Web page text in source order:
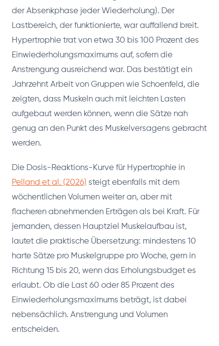
der Absenkphase jeder Wiederholung). Der
Lastbereich, der funktionierte, war auffallend breit.
Hypertrophie trat von etwa 30 bis 100 Prozent des
Einwiederholungsmaximums auf, sofern die
Anstrengung ausreichend war. Das bestätigt ein
Jahrzehnt Arbeit von Gruppen wie Schoenfeld, die
zeigten, dass Muskeln auch mit leichten Lasten
aufgebaut werden können, wenn die Sätze nah
genug an den Punkt des Muskelversagens gebracht
werden.
Die Dosis-Reaktions-Kurve für Hypertrophie in
Pelland et al. (2026) steigt ebenfalls mit dem
wöchentlichen Volumen weiter an, aber mit
flacheren abnehmenden Erträgen als bei Kraft. Für
jemanden, dessen Hauptziel Muskelaufbau ist,
lautet die praktische Übersetzung: mindestens 10
harte Sätze pro Muskelgruppe pro Woche, gern in
Richtung 15 bis 20, wenn das Erholungsbudget es
erlaubt. Ob die Last 60 oder 85 Prozent des
Einwiederholungsmaximums beträgt, ist dabei
nebensächlich. Anstrengung und Volumen
entscheiden.